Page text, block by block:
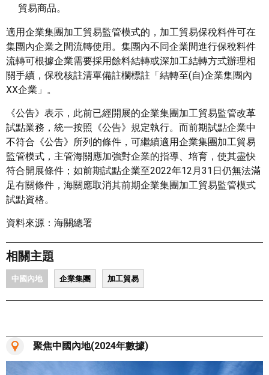
貿易商品。
適用企業集團加工貿易監管模式的，加工貿易保稅料件可在
集團內企業之間流轉使用。集團內不同企業間進行保稅料件
流轉可根據企業需要採用餘料結轉或深加工結轉方式辦理相
關手續，保稅核註清單備註欄標註「結轉至(自)企業集團內
XX企業」。
《公告》表示，此前已經開展的企業集團加工貿易監管改革
試點業務，統一按照《公告》規定執行。而前期試點企業中
不符合《公告》所列的條件，可繼續適用企業集團加工貿易
監管模式，主管海關應加強對企業的指導、培育，使其盡快
符合開展條件；如前期試點企業至2022年12月31日仍無法滿
足有關條件，海關應取消其前期企業集團加工貿易監管模式
試點資格。
資料來源：海關總署
相關主題
中國內地 企業集團 加工貿易
聚焦中國內地(2024年數據)